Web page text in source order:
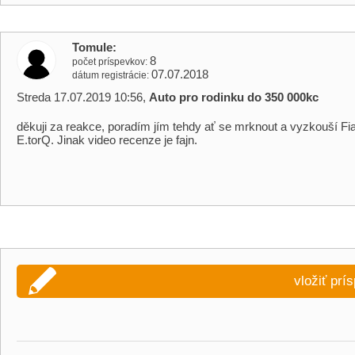
Tomule
počet príspevkov 8
dátum registrácie 07.07.2018
Streda 17.07.2019 10:56, Auto pro rodinku do 350 000kc
děkuji za reakce, poradím jím tehdy ať se mrknout a vyzkouší
E.torQ. Jinak video recenze je fajn.
vložiť